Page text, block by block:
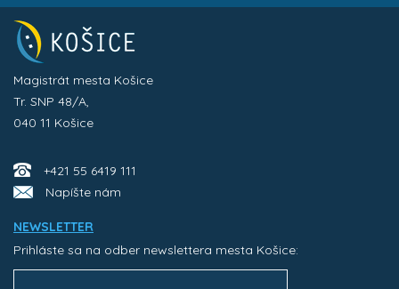
Magistrát mesta Košice
Tr. SNP 48/A,
040 11 Košice
+421 55 6419 111
Napíšte nám
NEWSLETTER
Prihláste sa na odber newslettera mesta Košice: